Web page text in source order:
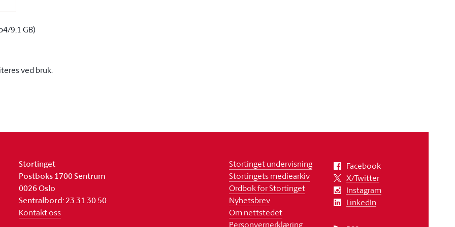
9,1 GB)
ved bruk.
Stortinget
Postboks 1700 Sentrum
0026 Oslo
Sentralbord: 23 31 30 50
Kontakt oss
Stortinget undervisning
Stortingets mediearkiv
Ordbok for Stortinget
Nyhetsbrev
Om nettstedet
Personvernerklæring
Facebook
X/Twitter
Instagram
LinkedIn